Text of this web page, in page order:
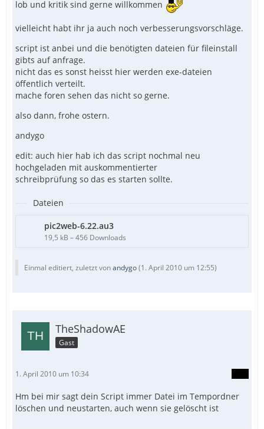
lob und kritik sind gerne willkommen
vielleicht habt ihr ja auch noch verbesserungsvorschläge.
script ist anbei und die benötigten dateien für fileinstall
gibts auf anfrage.
nicht das es sonst heisst hier werden exe-dateien
öffentlich verteilt.
mache foren sehen das nicht so gerne.
also dann, frohe ostern.
andygo
edit: auch hier hab ich das script nochmal neu
hochgeladen mit auskommentierter
schreibprüfung so das es starten sollte.
Dateien
pic2web-6.22.au3
19,5 kB – 456 Downloads
Einmal editiert, zuletzt vonandygo(1. April 2010 um 12:55)
TheShadowAE
Gast
1. April 2010 um 10:34
Hm bei mir sagt dein Script immer Datei im Tempordner
löschen und neustarten, auch wenn sie gelöscht ist